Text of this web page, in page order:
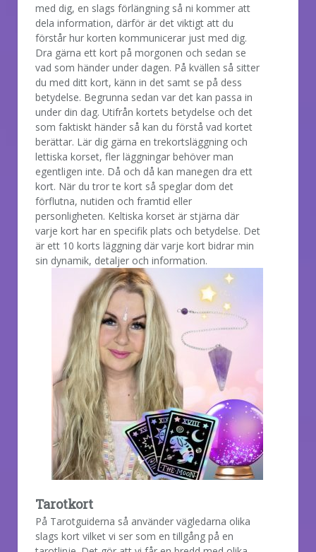
med dig, en slags förlängning så ni kommer att
dela information, därför är det viktigt att du
förstår hur korten kommunicerar just med dig.
Dra gärna ett kort på morgonen och sedan se
vad som händer under dagen. På kvällen så sitter
du med ditt kort, känn in det samt se på dess
betydelse. Begrunna sedan var det kan passa in
under din dag. Utifrån kortets betydelse och det
som faktiskt händer så kan du förstå vad kortet
berättar. Lär dig gärna en trekortsläggning och
lettiska korset, fler läggningar behöver man
egentligen inte. Då och då kan manegen dra ett
kort. När du tror te kort så speglar dom det
förflutna, nutiden och framtid eller
personligheten. Keltiska korset är stjärna där
varje kort har en specifik plats och betydelse. Det
är ett 10 korts läggning där varje kort bidrar min
sin dynamik, detaljer och information.
Tarotkort
På Tarotguiderna så använder vägledarna olika
slags kort vilket vi ser som en tillgång på en